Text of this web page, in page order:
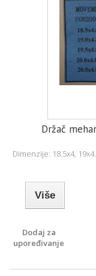
Držač
Dimenzije: 18.5x4,
Više
Dodaj za
upoređivanje